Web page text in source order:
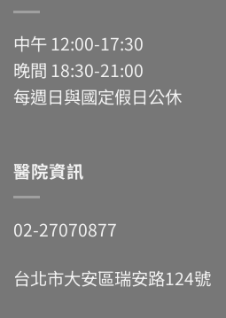
中午 12:00-17:30
晚間 18:30-21:00
每週日與國定假日公休
醫院資訊
02-27070877
台北市大安區瑞安路124號